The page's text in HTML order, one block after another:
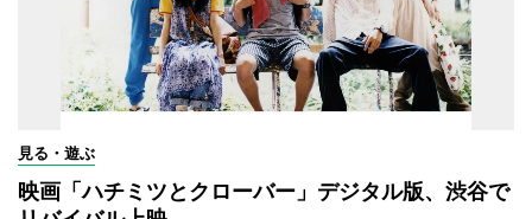
見る・遊ぶ
映画「ハチミツとクローバー」デジタル版、渋谷で